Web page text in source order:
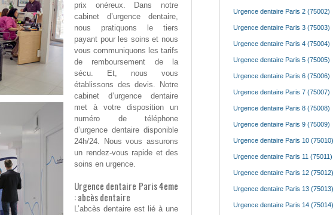
prix onéreux. Dans notre
cabinet d’urgence dentaire,
nous pratiquons le tiers
payant pour les soins et nous
vous communiquons les tarifs
de remboursement de la
sécu. Et, nous vous
établissons des devis. Notre
cabinet d’urgence dentaire
met à votre disposition un
numéro de téléphone
d’urgence dentaire disponible
24h/24. Nous vous assurons
un rendez-vous rapide et des
soins en urgence.
Urgence dentaire Paris 4eme
: abcès dentaire
L’abcès dentaire est lié à une
Urgence dentaire Paris 2 (75002)
Urgence dentaire Paris 3 (75003)
Urgence dentaire Paris 4 (75004)
Urgence dentaire Paris 5 (75005)
Urgence dentaire Paris 6 (75006)
Urgence dentaire Paris 7 (75007)
Urgence dentaire Paris 8 (75008)
Urgence dentaire Paris 9 (75009)
Urgence dentaire Paris 10 (75010)
Urgence dentaire Paris 11 (75011)
Urgence dentaire Paris 12 (75012)
Urgence dentaire Paris 13 (75013)
Urgence dentaire Paris 14 (75014)